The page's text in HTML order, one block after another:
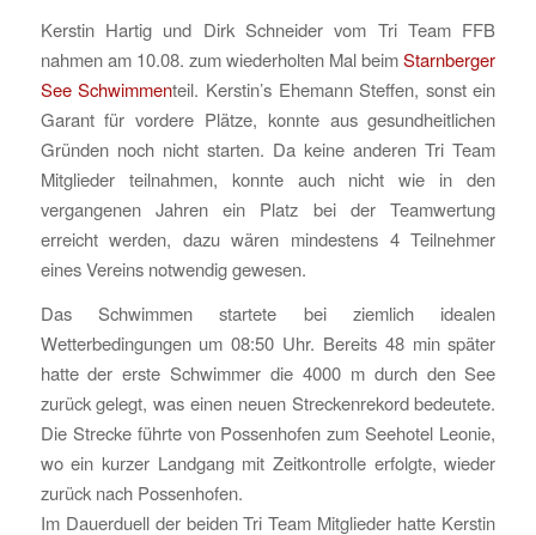
Kerstin Hartig und Dirk Schneider vom Tri Team FFB
nahmen am 10.08. zum wiederholten Mal beimStarnberger
See Schwimmenteil. Kerstin’s Ehemann Steffen, sonst ein
Garant für vordere Plätze, konnte aus gesundheitlichen
Gründen noch nicht starten. Da keine anderen Tri Team
Mitglieder teilnahmen, konnte auch nicht wie in den
vergangenen Jahren ein Platz bei der Teamwertung
erreicht werden, dazu wären mindestens 4 Teilnehmer
eines Vereins notwendig gewesen.
Das Schwimmen startete bei ziemlich idealen
Wetterbedingungen um 08:50 Uhr. Bereits 48 min später
hatte der erste Schwimmer die 4000 m durch den See
zurück gelegt, was einen neuen Streckenrekord bedeutete.
Die Strecke führte von Possenhofen zum Seehotel Leonie,
wo ein kurzer Landgang mit Zeitkontrolle erfolgte, wieder
zurück nach Possenhofen.
Im Dauerduell der beiden Tri Team Mitglieder hatte Kerstin